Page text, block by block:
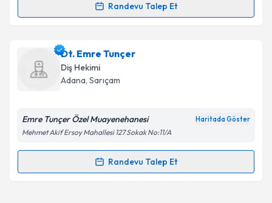
Takvim Talebini Gönder
Randevu Talep Et
Randevu Takvimi Talebi
Dt. Zeyna Altayiçin randevu takvimi talebi oluşturun.
Size bu uzmandan randevu almanız için bir takvim
hazırlandığında e-posta ile bilgilendireceğiz.
Kişisel verilerimin işlenmesine ilişkin
Metni'ni okudum ve kişisel verilerimin belirtilen
Dt. Emre Tunçer
Diş Hekimi
Adana, Sarıçam
Emre Tunçer Özel Muayenehanesi Haritada Göster
Mehmet Akif Ersoy Mahallesi 127 Sokak No:11/A
Randevu Talep Et
Randevu Takvimi Talebi